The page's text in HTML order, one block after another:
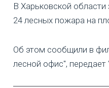
В Харьковской
24 лесных пожара на
Об этом сообщили в
лесной офис", передает